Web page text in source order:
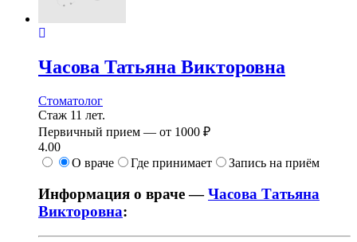
Часова Татьяна Викторовна
Стоматолог
Стаж 11 лет.
Первичный прием — от 1000 ₽
4.00
О враче
Где принимает Запись на приём
Информация о враче —Часова Татьяна
Викторовна: